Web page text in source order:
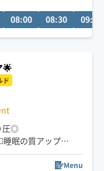
08:00 08:30 09:00
🌟
ド
圧◎
眠の質アップ😴
Menu